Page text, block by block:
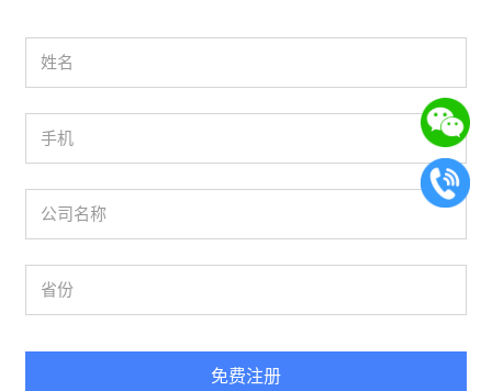
免费注册